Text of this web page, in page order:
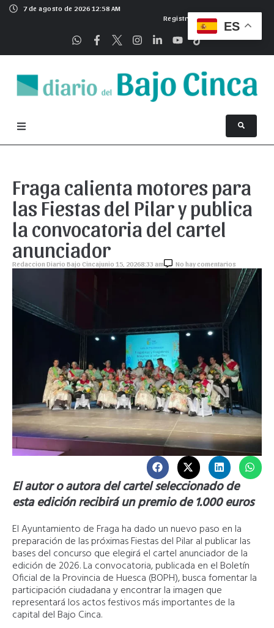
7 de agosto de 2026 12:58 AM
Registrarse
Fraga calienta motores para
las Fiestas del Pilar y publica
la convocatoria del cartel
anunciador
Redaccion Diario Bajo Cincajunio 15, 20268:33 am No hay comentarios
El autor o autora del cartel seleccionado de
esta edición recibirá un premio de 1.000 euros
El Ayuntamiento de Fraga ha dado un nuevo paso en la
preparación de las próximas Fiestas del Pilar al publicar las
bases del concurso que elegirá el cartel anunciador de la
edición de 2026. La convocatoria, publicada en el Boletín
Oficial de la Provincia de Huesca (BOPH), busca fomentar la
participación ciudadana y encontrar la imagen que
representará los actos festivos más importantes de la
capital del Bajo Cinca.
ES